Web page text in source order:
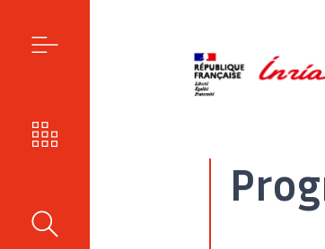
MENÚ
NUESTROS RETOS
BUSCAR